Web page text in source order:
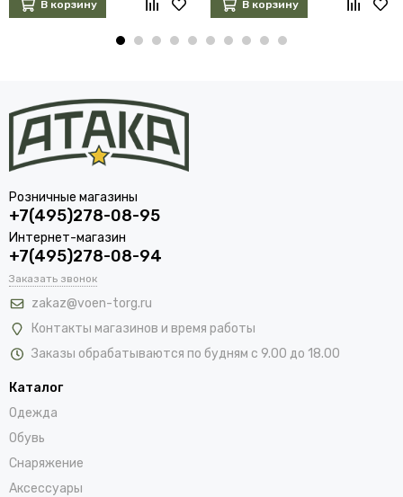
В корзину В корзину
Розничные магазины
+7(495)278-08-95
Интернет-магазин
+7(495)278-08-94
Заказать звонок
zakaz@voen-torg.ru
Контакты магазинов и время работы
Заказы обрабатываются по будням с 9.00 до 18.00
Каталог
Одежда
Обувь
Снаряжение
Аксессуары